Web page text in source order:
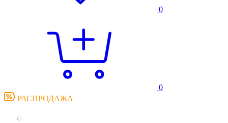
0
0
РАСПРОДАЖА